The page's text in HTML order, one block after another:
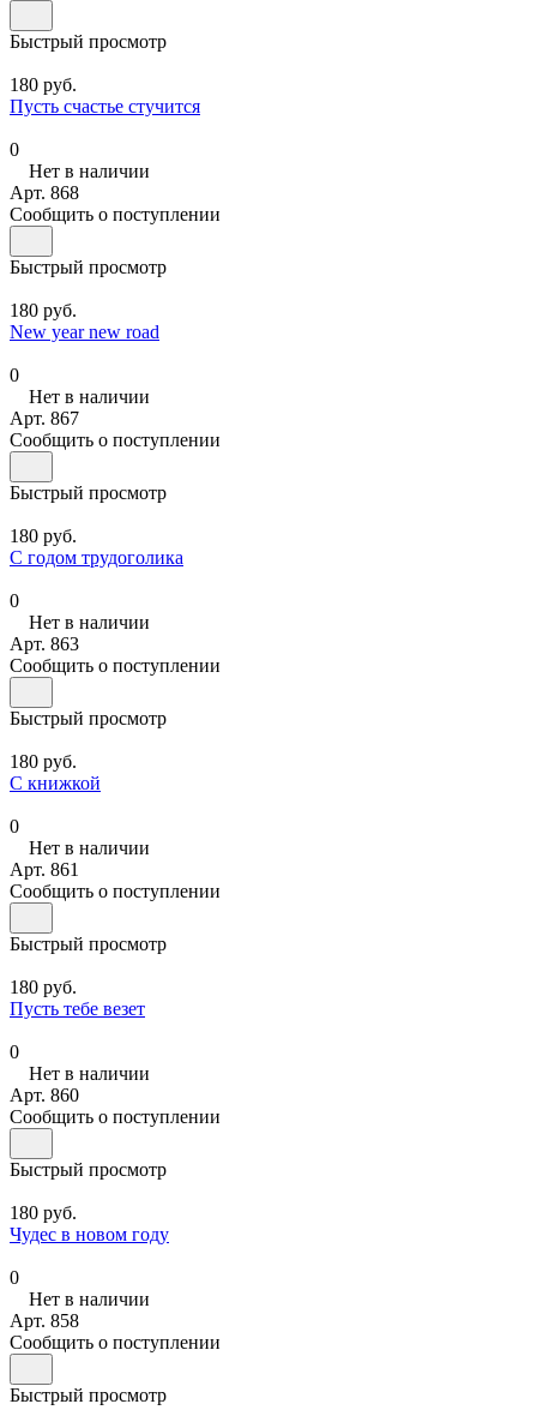
Быстрый просмотр
180 руб.
Пусть счастье стучится
0
Нет в наличии
Арт. 868
Сообщить о поступлении
Быстрый просмотр
180 руб.
New year new road
0
Нет в наличии
Арт. 867
Сообщить о поступлении
Быстрый просмотр
180 руб.
С годом трудоголика
0
Нет в наличии
Арт. 863
Сообщить о поступлении
Быстрый просмотр
180 руб.
С книжкой
0
Нет в наличии
Арт. 861
Сообщить о поступлении
Быстрый просмотр
180 руб.
Пусть тебе везет
0
Нет в наличии
Арт. 860
Сообщить о поступлении
Быстрый просмотр
180 руб.
Чудес в новом году
0
Нет в наличии
Арт. 858
Сообщить о поступлении
Быстрый просмотр